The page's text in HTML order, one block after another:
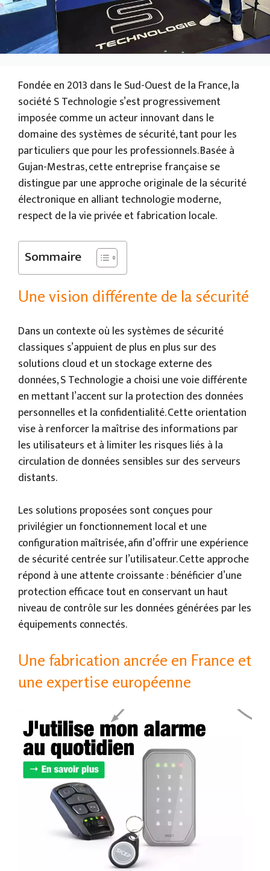
Fondée en 2013 dans le Sud-Ouest de la France, la
société S Technologie s’est progressivement
imposée comme un acteur innovant dans le
domaine des systèmes de sécurité, tant pour les
particuliers que pour les professionnels. Basée à
Gujan-Mestras, cette entreprise française se
distingue par une approche originale de la sécurité
électronique en alliant technologie moderne,
respect de la vie privée et fabrication locale.
Sommaire
Une vision différente de la sécurité
Dans un contexte où les systèmes de sécurité
classiques s’appuient de plus en plus sur des
solutions cloud et un stockage externe des
données, S Technologie a choisi une voie différente
en mettant l’accent sur la protection des données
personnelles et la confidentialité. Cette orientation
vise à renforcer la maîtrise des informations par
les utilisateurs et à limiter les risques liés à la
circulation de données sensibles sur des serveurs
distants.
Les solutions proposées sont conçues pour
privilégier un fonctionnement local et une
configuration maîtrisée, afin d’offrir une expérience
de sécurité centrée sur l’utilisateur. Cette approche
répond à une attente croissante : bénéficier d’une
protection efficace tout en conservant un haut
niveau de contrôle sur les données générées par les
équipements connectés.
Une fabrication ancrée en France et
une expertise européenne